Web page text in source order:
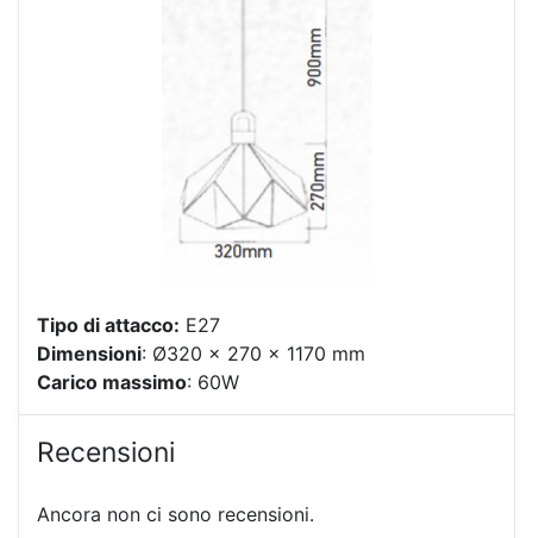
Tipo di attacco: E27
Dimensioni: Ø320 x 270 x 1170 mm
Carico massimo: 60W
Recensioni
Ancora non ci sono recensioni.